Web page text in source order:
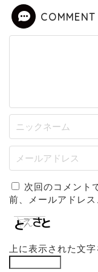
COMMENT
次回のコメント
前、メールアドレス
上に表示された文